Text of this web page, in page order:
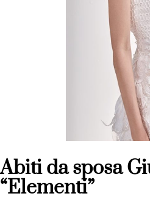
Abiti da sposa
“Elementi”